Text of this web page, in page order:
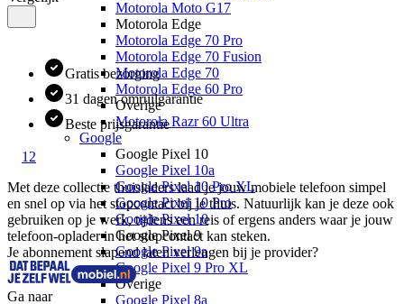
Motorola Moto G17
Motorola Edge
Motorola Edge 70 Pro
Motorola Edge 70 Fusion
Motorola Edge 70
Motorola Edge 60 Pro
Overige
Motorola Razr 60 Ultra
Google
Google Pixel 10
Google Pixel 10a
Google Pixel 10 Pro XL
Google Pixel 10 Pro
Google Pixel 10
Google Pixel 9
Google Pixel 9a
Google Pixel 9 Pro XL
Overige
Google Pixel 8a
Gratis bezorging
31 dagen omruilgarantie
Beste prijsgarantie
1 2
Met deze collectie thuisladers laad je jouw mobiele telefoon simpel
en snel op via het stopcontact bij je thuis. Natuurlijk kan je deze ook
gebruiken op je werk, tijdens een reis of ergens anders waar je jouw
telefoon-oplader in het stopcontact kan steken.
Je abonnement slapend laten verlengen bij je provider?
Ga naar